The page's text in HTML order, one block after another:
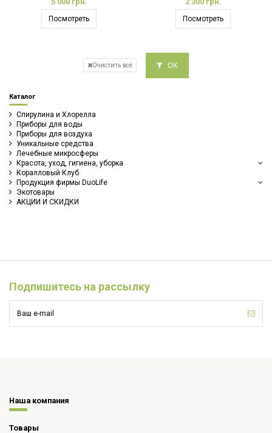
Посмотреть Посмотреть
Очистить всё ОК
Каталог
Спирулина и Хлорелла
Приборы для воды
Приборы для воздуха
Уникальные средства
Лечебные микросферы
Красота, уход, гигиена, уборка
Коралловый Клуб
Продукция фирмы DuoLife
Экотовары
АКЦИИ И СКИДКИ
Подпишитесь на рассылку
Наша компания
Товары